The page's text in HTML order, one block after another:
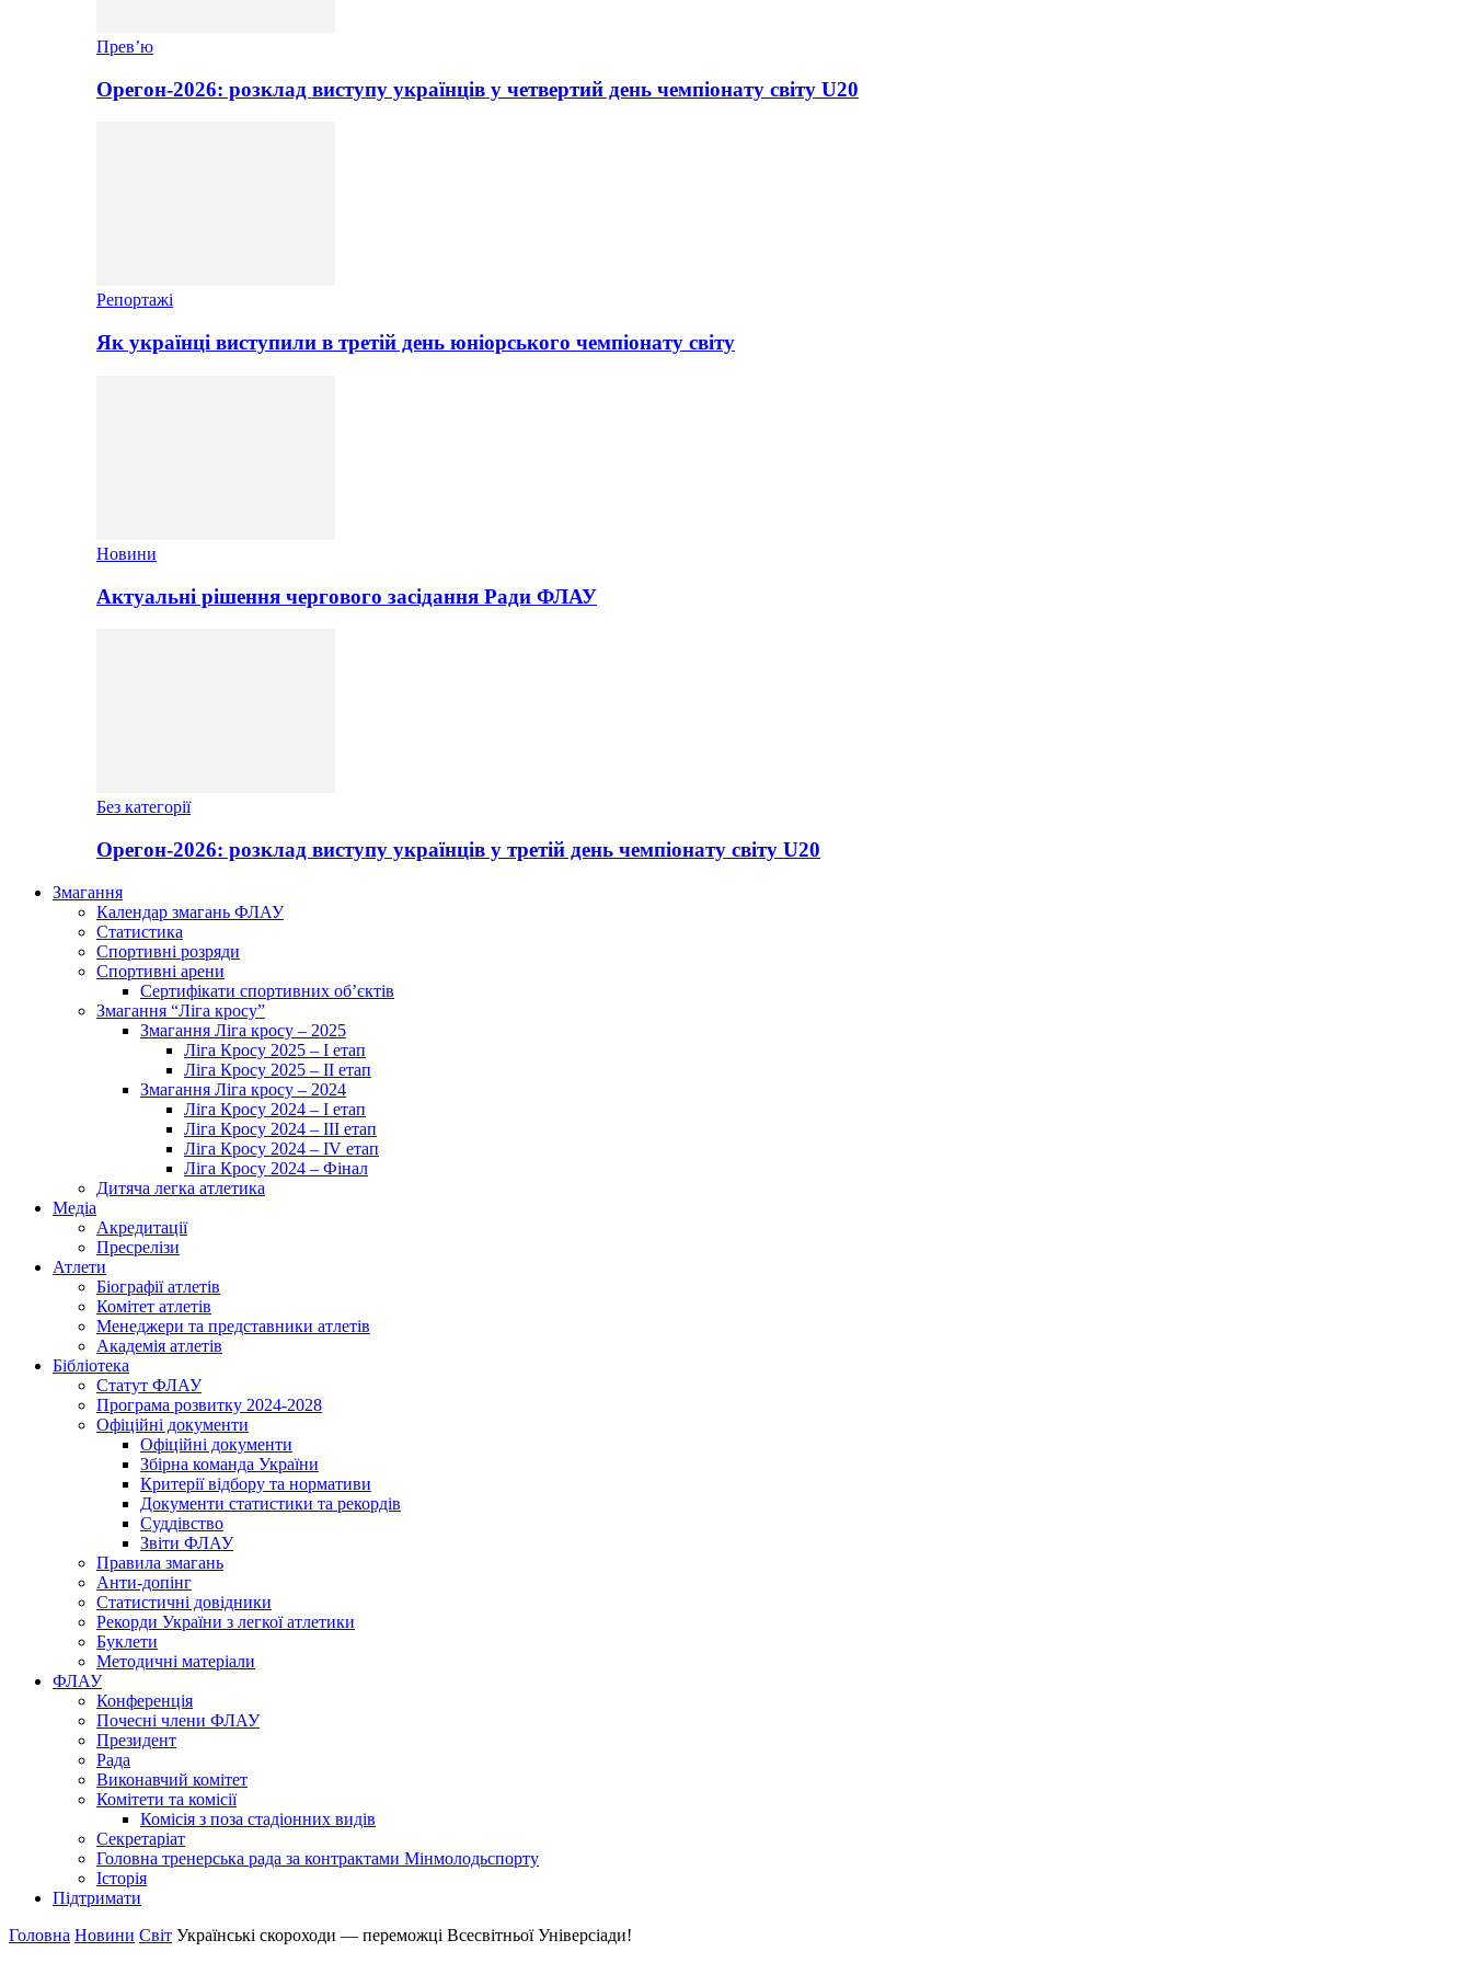
Прев’ю
Орегон-2026: розклад виступу українців у четвертий день чемпіонату світу U20
Репортажі
Як українці виступили в третій день юніорського чемпіонату світу
Новини
Актуальні рішення чергового засідання Ради ФЛАУ
Без категорії
Орегон-2026: розклад виступу українців у третій день чемпіонату світу U20
Змагання
Календар змагань ФЛАУ
Статистика
Спортивні розряди
Спортивні арени
Сертифікати спортивних об’єктів
Змагання “Ліга кросу”
Змагання Ліга кросу – 2025
Ліга Кросу 2025 – I етап
Ліга Кросу 2025 – II етап
Змагання Ліга кросу – 2024
Ліга Кросу 2024 – I етап
Ліга Кросу 2024 – III етап
Ліга Кросу 2024 – IV етап
Ліга Кросу 2024 – Фінал
Дитяча легка атлетика
Медіа
Акредитації
Пресрелізи
Атлети
Біографії атлетів
Комітет атлетів
Менеджери та представники атлетів
Академія атлетів
Бібліотека
Статут ФЛАУ
Програма розвитку 2024-2028
Офіційні документи
Офіційні документи
Збірна команда України
Критерії відбору та нормативи
Документи статистики та рекордів
Суддівство
Звіти ФЛАУ
Правила змагань
Анти-допінг
Статистичні довідники
Рекорди України з легкої атлетики
Буклети
Методичні матеріали
ФЛАУ
Конференція
Почесні члени ФЛАУ
Президент
Рада
Виконавчий комітет
Комітети та комісії
Комісія з поза стадіонних видів
Секретаріат
Головна тренерська рада за контрактами Мінмолодьспорту
Історія
Підтримати
Головна Новини Світ Українські скороходи — переможці Всесвітньої Універсіади!